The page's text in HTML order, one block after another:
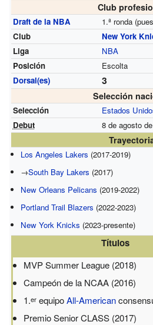
Club
Draft de la NBA 1.ª ronda
Club
New York
Liga
NBA
Posición
Escolta
Dorsal(es)
3
Selección
Selección
Estados
Debut
8 de agosto
Los Angeles Lakers (2017-2019)
→South Bay Lakers (2017)
New Orleans Pelicans (2019-2022)
Portland Trail Blazers (2022-2023)
New York Knicks (2023-presente)
Títulos
MVP Summer League (2018)
Campeón de la NCAA (2016)
1.er equipoAll-American
Premio Senior CLASS (2017)